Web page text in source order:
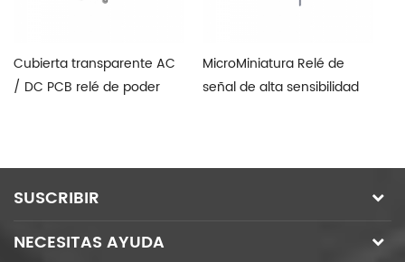
Cubierta transparente AC
/ DC PCB relé de poder
MicroMiniatura Relé de
señal de alta sensibilidad
SUSCRIBIR
NECESITAS AYUDA